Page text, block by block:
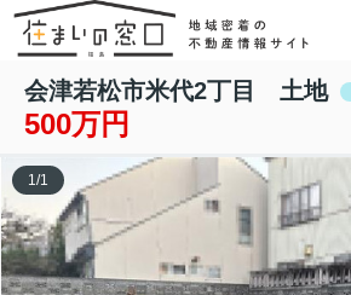
会津若松市米代2丁目 土地
500万円
1/1